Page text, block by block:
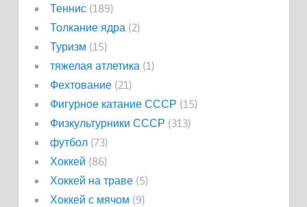
Теннис(189)
Толкание ядра (2)
Туризм (15)
тяжелая атлетика (1)
Фехтование(21)
Фигурное катание СССР (15)
Физкультурники СССР (313)
футбол(73)
Хоккей (86)
Хоккей на траве(5)
Хоккей с мячом (9)